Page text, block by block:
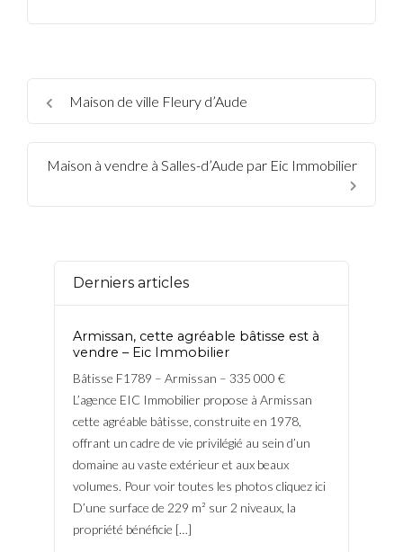
Maison de ville Fleury d’Aude
Maison à vendre à Salles-d’Aude par Eic Immobilier
Derniers articles
Armissan, cette agréable bâtisse est à
vendre – Eic Immobilier
Bâtisse F1789 – Armissan – 335 000 €
L’agence EIC Immobilier propose à Armissan
cette agréable bâtisse, construite en 1978,
offrant un cadre de vie privilégié au sein d’un
domaine au vaste extérieur et aux beaux
volumes. Pour voir toutes les photos cliquez ici
D’une surface de 229 m² sur 2 niveaux, la
propriété bénéficie […]